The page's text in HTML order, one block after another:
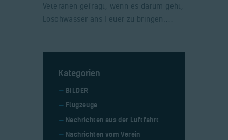
Veteranen gefragt, wenn es darum geht,
Löschwasser ans Feuer zu bringen.…
Kategorien
BILDER
Flugzeuge
Nachrichten aus der Luftfahrt
Nachrichten vom Verein